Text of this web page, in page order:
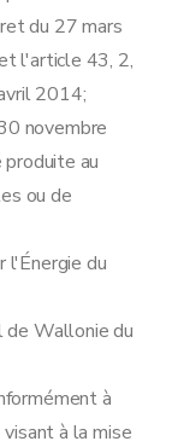
du 27 mars
l'article 43, 2,
2014;
novembre
au
ou de
l'Énergie du
de Wallonie du
à
à la mise